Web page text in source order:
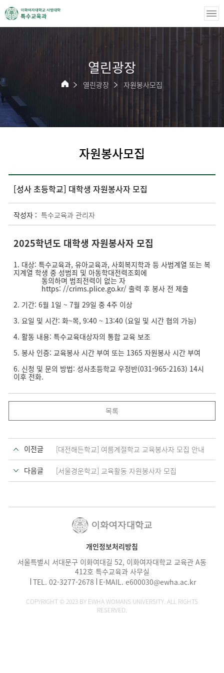
열린광장
열린광장 자원봉사모집
자원봉사모집
[성사 초등학교] 대학생 자원봉사자 모집
작성자 : 특수교육과 관리자
2025학년도 대학생 자원봉사자 모집
1. 대상: 특수교육과, 유아교육과, 사회복지학과 등 사범계열 또는 복
지계열 학생 중 성범죄 및 아동학대전력조회에
동의하며 범죄전력이 없는 자
https: //crims.plice.go.kr/ 출력 후 봉사 전 제출
2. 기간: 6월 1일 ~ 7월 29일 중 4주 이상
3. 요일 및 시간: 화~목, 9:40 ~ 13:40 (요일 및 시간 협의 가능)
4. 활동 내용: 특수교육대상자의 통합 교육 보조
5. 봉사 인증: 교육봉사 시간 부여 또는 1365 자원봉사 시간 부여
6. 신청 및 문의 방법: 성사초등학교 우정반(031-965-2163) 14시
이후 전화.
목록
이전글 [대전해든학교] 여름계절학교 교육봉사자 모집 안내
다음글 [서울경운학교] 교육활동 자원봉사자 모집
개인정보처리방침
서울특별시 서대문구 이화여대길 52, 이화여자대학교 교육관 A동
412호 특수교육과 사무실
TEL. 02-3277-2678 E-MAIL. e600030@ewha.ac.kr
COPYRIGHT © 2023 BY EWHA WOMANS UNIVERSITY. ALL RIGHTS
RESERVED.